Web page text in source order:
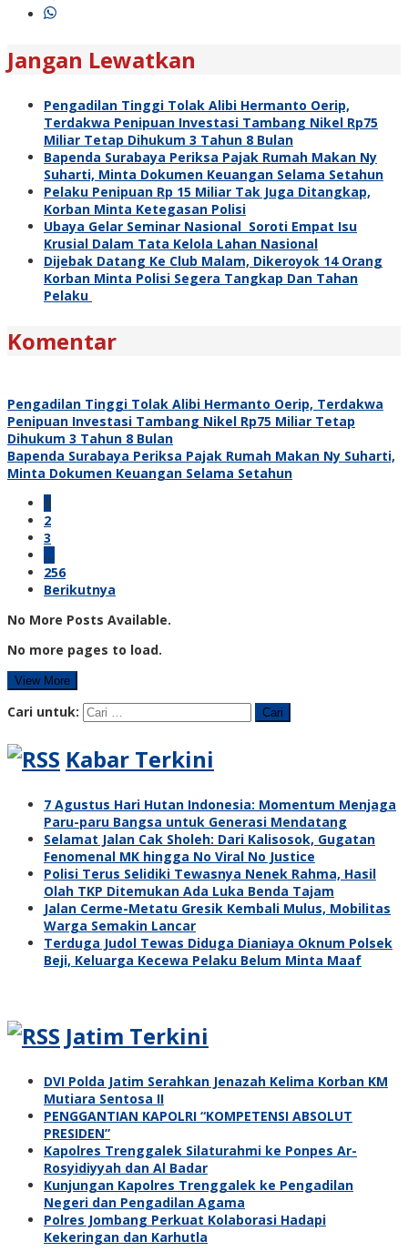
Jangan Lewatkan
Pengadilan Tinggi Tolak Alibi Hermanto Oerip,
Terdakwa Penipuan Investasi Tambang Nikel Rp75
Miliar Tetap Dihukum 3 Tahun 8 Bulan
Bapenda Surabaya Periksa Pajak Rumah Makan Ny
Suharti, Minta Dokumen Keuangan Selama Setahun
Pelaku Penipuan Rp 15 Miliar Tak Juga Ditangkap,
Korban Minta Ketegasan Polisi
Ubaya Gelar Seminar Nasional Soroti Empat Isu
Krusial Dalam Tata Kelola Lahan Nasional
Dijebak Datang Ke Club Malam, Dikeroyok 14 Orang
Korban Minta Polisi Segera Tangkap Dan Tahan
Pelaku
Komentar
Pengadilan Tinggi Tolak Alibi Hermanto Oerip, Terdakwa
Penipuan Investasi Tambang Nikel Rp75 Miliar Tetap
Dihukum 3 Tahun 8 Bulan
Bapenda Surabaya Periksa Pajak Rumah Makan Ny Suharti,
Minta Dokumen Keuangan Selama Setahun
1
2
3
…
256
Berikutnya
No More Posts Available.
No more pages to load.
View More
Cari untuk:
Kabar Terkini
7 Agustus Hari Hutan Indonesia: Momentum Menjaga
Paru-paru Bangsa untuk Generasi Mendatang
Selamat Jalan Cak Sholeh: Dari Kalisosok, Gugatan
Fenomenal MK hingga No Viral No Justice
Polisi Terus Selidiki Tewasnya Nenek Rahma, Hasil
Olah TKP Ditemukan Ada Luka Benda Tajam
Jalan Cerme-Metatu Gresik Kembali Mulus, Mobilitas
Warga Semakin Lancar
Terduga Judol Tewas Diduga Dianiaya Oknum Polsek
Beji, Keluarga Kecewa Pelaku Belum Minta Maaf
Jatim Terkini
DVI Polda Jatim Serahkan Jenazah Kelima Korban KM
Mutiara Sentosa II
PENGGANTIAN KAPOLRI “KOMPETENSI ABSOLUT
PRESIDEN”
Kapolres Trenggalek Silaturahmi ke Ponpes Ar-
Rosyidiyyah dan Al Badar
Kunjungan Kapolres Trenggalek ke Pengadilan
Negeri dan Pengadilan Agama
Polres Jombang Perkuat Kolaborasi Hadapi
Kekeringan dan Karhutla